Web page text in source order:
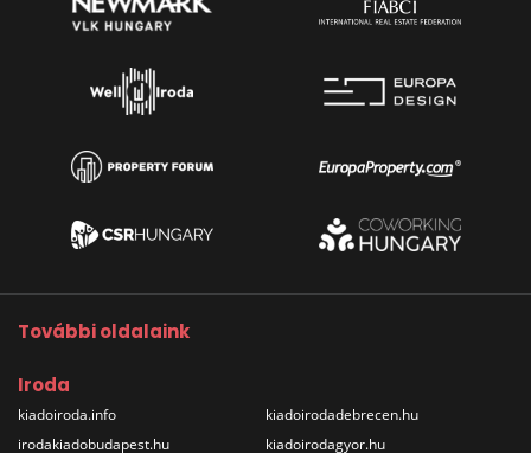
További oldalaink
Iroda
kiadoiroda.info
irodakiadobudapest.hu
kiadoirodadebrecen.hu
kiadoirodagyor.hu